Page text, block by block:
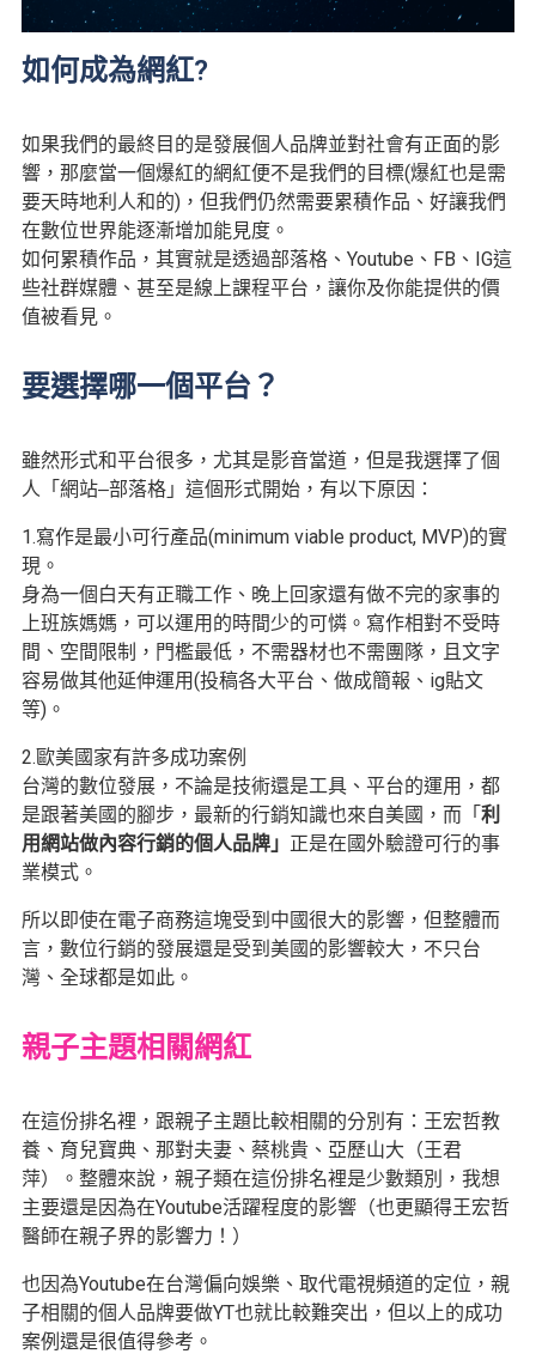
如何成為網紅?
如果我們的最終目的是發展個人品牌並對社會有正面的影
響，那麼當一個爆紅的網紅便不是我們的目標(爆紅也是需
要天時地利人和的) ，但我們仍然需要累積作品、好讓我們
在數位世界能逐漸增加能見度。
如何累積作品，其實就是透過部落格、 Youtube、FB、IG這
些社群媒體、 甚至是線上課程平台，讓你及你能提供的價
值被看見。
要選擇哪一個平台？
雖然形式和平台很多，尤其是影音當道，但是我選擇了個
人「網站‒部落格」這個形式開始，有以下原因：
1.寫作是最小可行產品(minimum viable product, MVP)的實
現。
身為一個白天有正職工作、晚上回家還有做不完的家事的
上班族媽媽，可以運用的時間少的可憐。寫作相對不受時
間、空間限制，門檻最低，不需器材也不需團隊，且文字
容易做其他延伸運用(投稿各大平台、做成簡報、 ig貼文
等)。
2.歐美國家有許多成功案例
台灣的數位發展，不論是技術還是工具、平台的運用，都
是跟著美國的腳步，最新的行銷知識也來自美國，而「 利
用網站做內容行銷的個人品牌」 正是在國外驗證可行的事
業模式。
所以即使在電子商務這塊受到中國很大的影響，但整體而
言，數位行銷的發展還是受到美國的影響較大，不只台
灣、全球都是如此。
親子主題相關網紅
在這份排名裡，跟親子主題比較相關的分別有：王宏哲教
養、育兒寶典、那對夫妻、蔡桃貴、亞歷山大（王君
萍）。整體來說，親子類在這份排名裡是少數類別，我想
主要還是因為在Youtube活躍程度的影響（也更顯得王宏哲
醫師在親子界的影響力！）
也因為Youtube在台灣偏向娛樂、取代電視頻道的定位，親
子相關的個人品牌要做YT也就比較難突出，但以上的成功
案例還是很值得參考。